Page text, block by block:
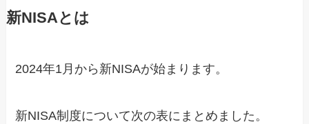
新NISAとは
2024年1月から新NISAが始まります。
新NISA制度について次の表にまとめました。